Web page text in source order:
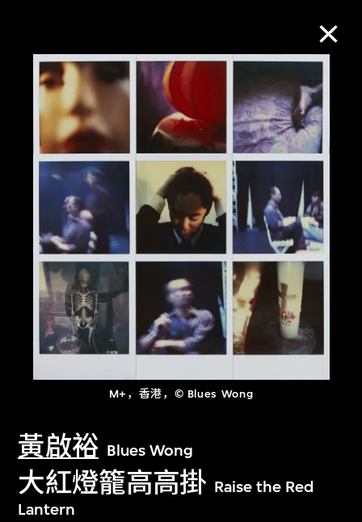
M+，香港，© Blues Wong
黃啟裕 Blues Wong
大紅燈籠高高掛 Raise the Red
Lantern
M+藏品
进一步筛选 搜索
关于M+藏品
探索世界顶级的二十及二十一世纪视觉
文化藏品。